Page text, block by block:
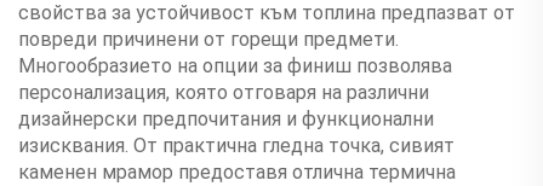
свойства за устойчивост към топлина предпазват от
повреди причинени от горещи предмети.
Многообразието на опции за финиш позволява
персонализация, която отговаря на различни
дизайнерски предпочитания и функционални
изисквания. От практична гледна точка, сивият
каменен мрамор предоставя отлична термична